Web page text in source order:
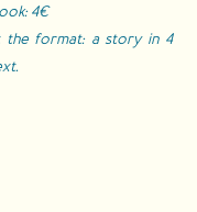
4€
the format: a story in 4